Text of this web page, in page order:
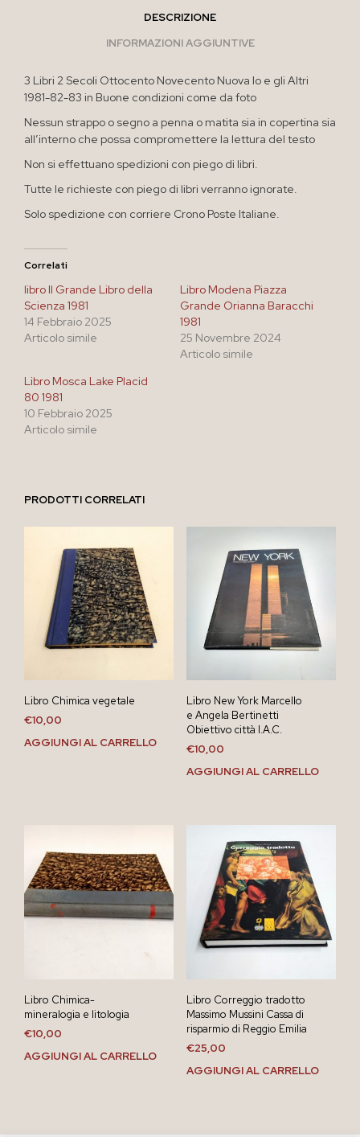
DESCRIZIONE
INFORMAZIONI AGGIUNTIVE
3 Libri 2 Secoli Ottocento Novecento Nuova Io e gli Altri
1981-82-83 in Buone condizioni come da foto
Nessun strappo o segno a penna o matita sia in copertina sia
all’interno che possa compromettere la lettura del testo
Non si effettuano spedizioni con piego di libri.
Tutte le richieste con piego di libri verranno ignorate.
Solo spedizione con corriere Crono Poste Italiane.
Correlati
libro Il Grande Libro della
Scienza 1981
14 Febbraio 2025
Articolo simile
Libro Modena Piazza
Grande Orianna Baracchi
1981
25 Novembre 2024
Articolo simile
Libro Mosca Lake Placid
80 1981
10 Febbraio 2025
Articolo simile
PRODOTTI CORRELATI
Libro Chimica vegetale
€10,00
AGGIUNGI AL CARRELLO
Libro New York Marcello
e Angela Bertinetti
Obiettivo città I.A.C.
€10,00
AGGIUNGI AL CARRELLO
Libro Chimica-
mineralogia e litologia
€10,00
AGGIUNGI AL CARRELLO
Libro Correggio tradotto
Massimo Mussini Cassa di
risparmio di Reggio Emilia
€25,00
AGGIUNGI AL CARRELLO